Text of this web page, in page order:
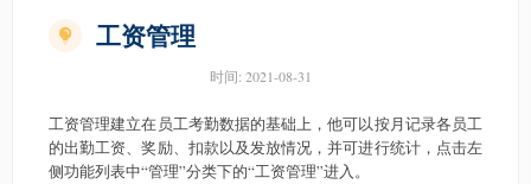
工资管理
时间: 2021-08-31
工资管理建立在员工考勤数据的基础上，他可以按月记录各员工
的出勤工资、奖励、扣款以及发放情况，并可进行统计，点击左
侧功能列表中“管理”分类下的“工资管理”进入。